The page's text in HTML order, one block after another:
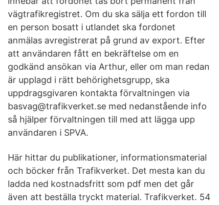
vägtrafikregistret. Om du ska sälja ett fordon till
en person bosatt i utlandet ska fordonet
anmälas avregistrerat på grund av export. Efter
att användaren fått en bekräftelse om en
godkänd ansökan via Arthur, eller om man redan
är upplagd i rätt behörighetsgrupp, ska
uppdragsgivaren kontakta förvaltningen via
basvag@trafikverket.se med nedanstående info
så hjälper förvaltningen till med att lägga upp
användaren i SPVA.
Här hittar du publikationer, informationsmaterial
och böcker från Trafikverket. Det mesta kan du
ladda ned kostnadsfritt som pdf men det går
även att beställa tryckt material. Trafikverket. 54